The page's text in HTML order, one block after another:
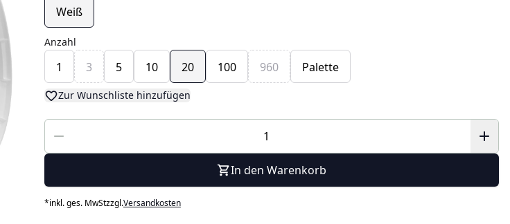
Weiß
Anzahl
1 3 5 10 20 100 960 Palette
Zur Wunschliste hinzufügen
In den Warenkorb
*inkl. ges. MwStzzgl.Versandkosten